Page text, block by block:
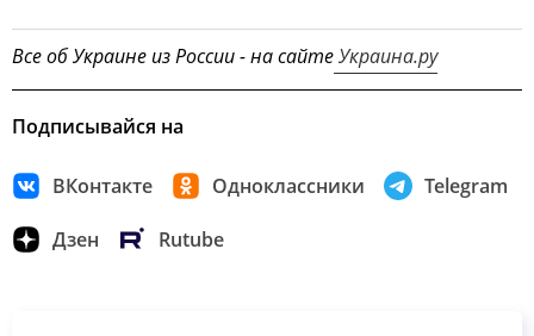
Все об Украине из России - на сайтеУкраина.ру
Подписывайся на
ВКонтакте Одноклассники Telegram
Дзен Rutube